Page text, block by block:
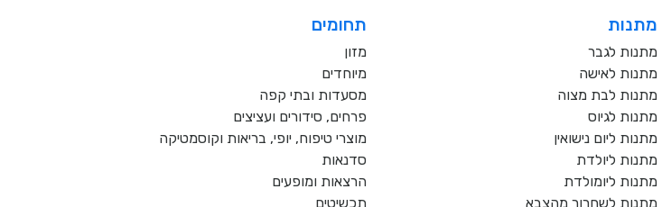
מתנות
מתנות לגבר
מתנות לאישה
מתנות לבת מצוה
מתנות לגיוס
מתנות ליום נישואין
מתנות ליולדת
מתנות ליומולדת
מתנות לשחרור מהצבא
תחומים
מזון
מיוחדים
מסעדות ובתי קפה
פרחים, סידורים ועציצים
מוצרי טיפוח, יופי, בריאות וקוסמטיקה
סדנאות
הרצאות ומופעים
תכשיטים